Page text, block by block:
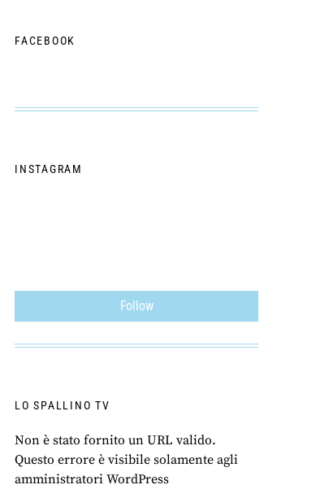
FACEBOOK
INSTAGRAM
Follow
LO SPALLINO TV
Non è stato fornito un URL valido.
Questo errore è visibile solamente agli
amministratori WordPress